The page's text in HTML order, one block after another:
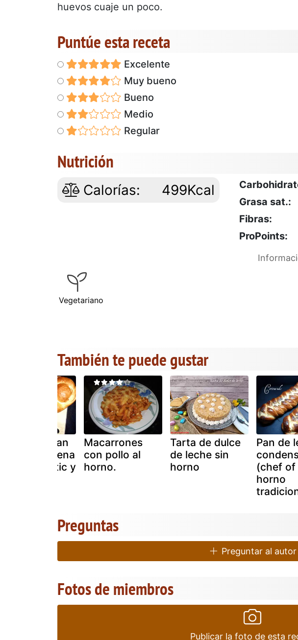
huevos cuaje un poco.
Puntúe esta receta
Excelente
Muy bueno
Bueno
Medio
Regular
Nutrición
Calorías: 499Kcal
Grasa sat.:
Fibras:
ProPoints:
Vegetariano
También te puede gustar
de pan
leche rellena
of matic y
Macarrones
con pollo al
horno.
Tarta de dulce
de leche sin
horno
Pan de
(chef
horno
Preguntas
Preguntar al autor
Fotos de miembros
Publicar la foto de esta